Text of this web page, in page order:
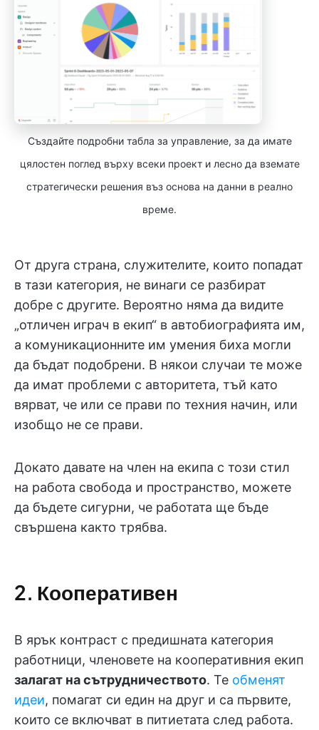
Създайте подробни табла за управление, за да имате
цялостен поглед върху всеки проект и лесно да вземате
стратегически решения въз основа на данни в реално
време.
От друга страна, служителите, които попадат
в тази категория, не винаги се разбират
добре с другите. Вероятно няма да видите
„отличен играч в екип“ в автобиографията им,
а комуникационните им умения биха могли
да бъдат подобрени. В някои случаи те може
да имат проблеми с авторитета, тъй като
вярват, че или се прави по техния начин, или
изобщо не се прави.
Докато давате на член на екипа с този стил
на работа свобода и пространство, можете
да бъдете сигурни, че работата ще бъде
свършена както трябва.
2. Кооперативен
В ярък контраст с предишната категория
работници, членовете на кооперативния екип
залагат на сътрудничеството. Те обменят
идеи, помагат си един на друг и са първите,
които се включват в питиетата след работа.